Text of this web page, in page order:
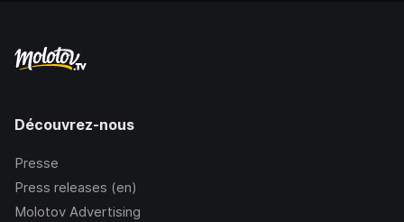
Découvrez-nous
Presse
Press releases (en)
Molotov Advertising